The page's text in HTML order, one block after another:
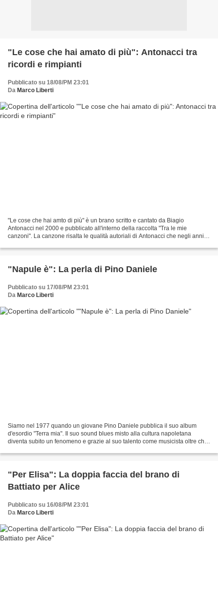
"Le cose che hai amato di più": Antonacci tra
ricordi e rimpianti
Pubblicato su 18/08/PM 23:01
Da Marco Liberti
"Le cose che hai amto di più" è un brano scritto e cantato da Biagio
Antonacci nel 2000 e pubblicato all'interno della raccolta "Tra le mie
canzoni". La canzone risalta le qualità autoriali di Antonacci che negli anni
"Napule è": La perla di Pino Daniele
Pubblicato su 17/08/PM 23:01
Da Marco Liberti
Siamo nel 1977 quando un giovane Pino Daniele pubblica il suo album
d'esordio "Terra mia". Il suo sound blues misto alla cultura napoletana
diventa subito un fenomeno e grazie al suo talento come musicista oltre che
"Per Elisa": La doppia faccia del brano di
Battiato per Alice
Pubblicato su 16/08/PM 23:01
Da Marco Liberti